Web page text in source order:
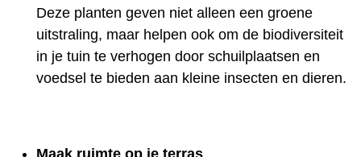
Deze planten geven niet alleen een groene
uitstraling, maar helpen ook om de biodiversiteit
in je tuin te verhogen door schuilplaatsen en
voedsel te bieden aan kleine insecten en dieren.
Maak ruimte op je terras